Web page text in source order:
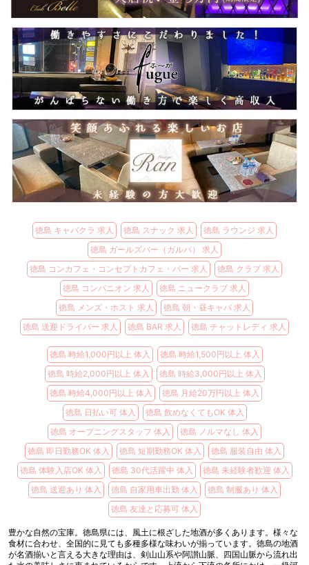
徳島 キャバクラ 求人 徳島 スナック 求人
徳島 ラウンジ 求人
徳島 ガールズバー（ガルバ） 求人
徳島 コンカフェ・コンセプトカフェ・バー 求人
徳島 クラブ 求人
徳島 コンパニオン 求人
徳島 ニュークラブ 求人
徳島 メンズ・ホスト 求人
徳島 朝・昼キャバ 求人
徳島 送迎ドライバー 求人
徳島 BAR 求人 徳島 チャットレディ 求人
徳島 時給1,000円以上 体入
徳島 時給1,500円以上 体入
徳島 時給2,000円以上 体入
徳島 時給3,000円以上 体入
徳島 時給4,000円以上 体入
徳島 月給20万円以上 体入
徳島 日払い可 体入
徳島 飲めなくてもOK 体入
徳島 オープニングスタッフ 体入
徳島 ノルマなし 体入
徳島 即日勤務OK 体入
徳島 短期勤務OK 体入
徳島 服装自由 体入
徳島 体験入店OK 体入
徳島 30代活躍中 体入
徳島 未経験者歓迎 体入
徳島 送迎あり 体入
徳島 自家用車出勤 体入
徳島 制服あり 体入
徳島 友達と応募可 体入
豊かな自然の宝庫。徳島県には、風土に根ざした地酒が多くあります。様々な
食材に合わせ、全国的に見ても多種多様な味わいが揃っています。徳島の地酒
が名酒揃いと言える大きな理由は、剣山山系や阿讃山脈、四国山脈から流れ出